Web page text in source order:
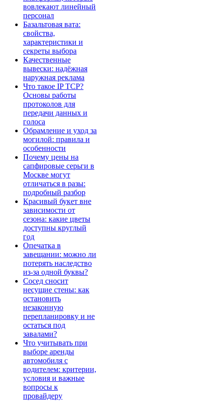
вовлекают линейный
персонал
Базальтовая вата:
свойства,
характеристики и
секреты выбора
Качественные
вывески: надёжная
наружная реклама
Что такое IP TCP?
Основы работы
протоколов для
передачи данных и
голоса
Обрамление и уход за
могилой: правила и
особенности
Почему цены на
сапфировые серьги в
Москве могут
отличаться в разы:
подробный разбор
Красивый букет вне
зависимости от
сезона: какие цветы
доступны круглый
год
Опечатка в
завещании: можно ли
потерять наследство
из-за одной буквы?
Сосед сносит
несущие стены: как
остановить
незаконную
перепланировку и не
остаться под
завалами?
Что учитывать при
выборе аренды
автомобиля с
водителем: критерии,
условия и важные
вопросы к
провайдеру